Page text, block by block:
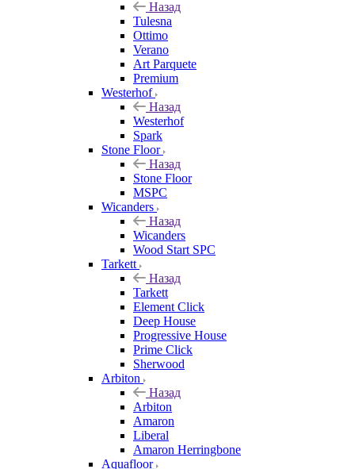
Назад
Tulesna
Ottimo
Verano
Art Parquete
Premium
Westerhof
Назад
Westerhof
Spark
Stone Floor
Назад
Stone Floor
MSPC
Wicanders
Назад
Wicanders
Wood Start SPC
Tarkett
Назад
Tarkett
Element Click
Deep House
Progressive House
Prime Click
Sherwood
Arbiton
Назад
Arbiton
Amaron
Liberal
Amaron Herringbone
Aquafloor